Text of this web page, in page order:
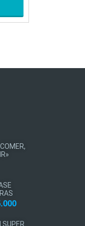
SUPER